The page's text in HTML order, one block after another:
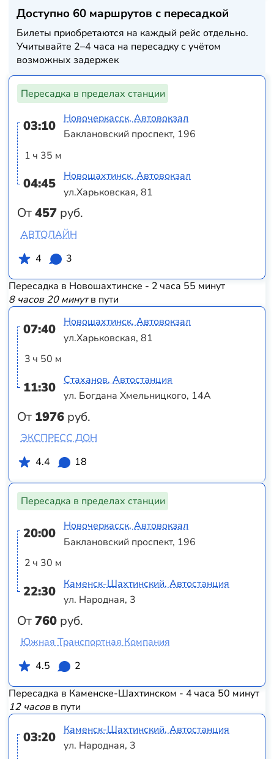
Доступно 60 маршрутов с пересадкой
Билеты приобретаются на каждый рейс отдельно.
Учитывайте 2–4 часа на пересадку с учётом
возможных задержек
Пересадка в пределах станции
03:10
1 ч 35 м
04:45
От457 руб.
Новочеркасск, Автовокзал
Баклановский проспект, 196
Новошахтинск, Автовокзал
ул.Харьковская, 81
АВТОЛАЙН
4
3
Пересадка в Новошахтинске - 2 часа 55 минут
8 часов 20 минутв пути
07:40
3 ч 50 м
11:30
От 1976 руб.
Новошахтинск, Автовокзал
ул.Харьковская, 81
Стаханов, Автостанция
ул. Богдана Хмельницкого, 14А
ЭКСПРЕСС ДОН
4.4
18
Пересадка в пределах станции
20:00
2 ч 30 м
22:30
От760 руб.
Новочеркасск, Автовокзал
Баклановский проспект, 196
Каменск-Шахтинский, Автостанция
ул. Народная, 3
Южная Транспортная Компания
4.5
2
Пересадка в Каменске-Шахтинском - 4 часа 50 минут
12 часовв пути
03:20
Каменск-Шахтинский, Автостанция
ул. Народная, 3